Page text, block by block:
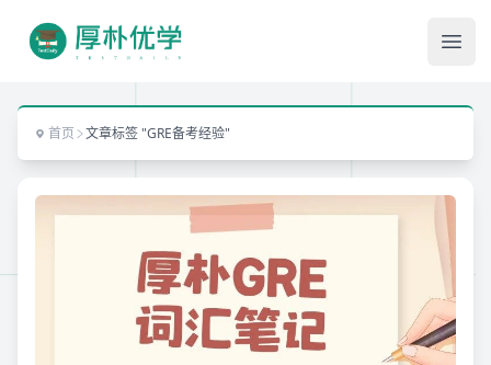
首页 文章标签 "GRE备考经验"